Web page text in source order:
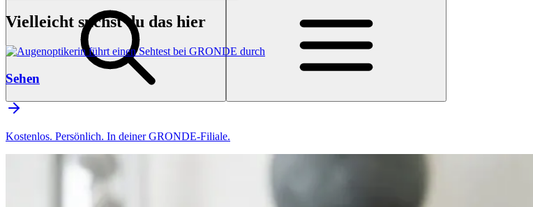
Vielleicht suchst du das hier
Sehen
Kostenlos. Persönlich. In deiner GRONDE-Filiale.